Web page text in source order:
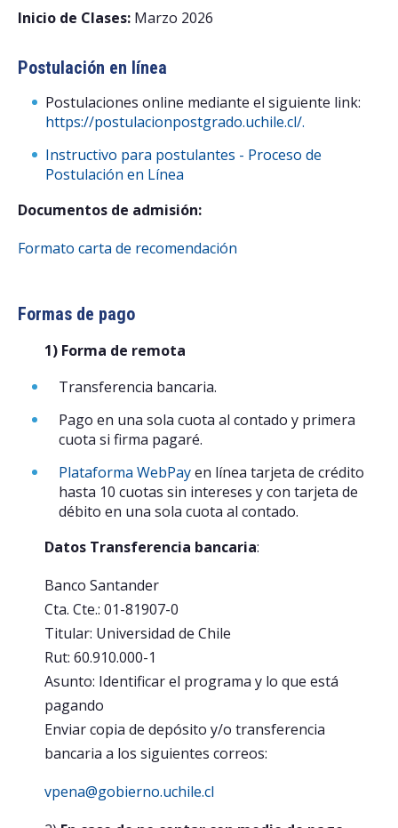
Inicio de Clases: Marzo 2026
Postulación en línea
Postulaciones online mediante el siguiente link:
https://postulacionpostgrado.uchile.cl/.
Instructivo para postulantes - Proceso de
Postulación en Línea
Documentos de admisión:
Formato carta de recomendación
Formas de pago
1) Forma de remota
Transferencia bancaria.
Pago en una sola cuota al contado y primera
cuota si firma pagaré.
Plataforma WebPayen línea tarjeta de crédito
hasta 10 cuotas sin intereses y con tarjeta de
débito en una sola cuota al contado.
Datos Transferencia bancaria:
Banco Santander
Cta. Cte.: 01-81907-0
Titular: Universidad de Chile
Rut: 60.910.000-1
Asunto: Identificar el programa y lo que está
pagando
Enviar copia de depósito y/o transferencia
bancaria a los siguientes correos:
vpena@gobierno.uchile.cl